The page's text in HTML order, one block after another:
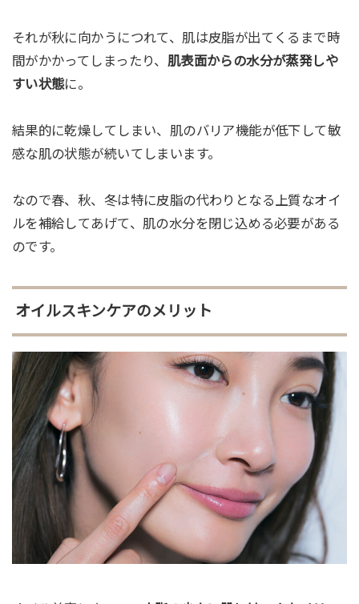
それが秋に向かうにつれて、肌は皮脂が出てくるまで時
間がかかってしまったり、 肌表面からの水分が蒸発しや
すい状態に。
結果的に乾燥してしまい、肌のバリア機能が低下して敏
感な肌の状態が続いてしまいます。
なので春、秋、冬は特に皮脂の代わりとなる上質なオイ
ルを補給してあげて、肌の水分を閉じ込める必要がある
のです。
オイルスキンケアのメリット